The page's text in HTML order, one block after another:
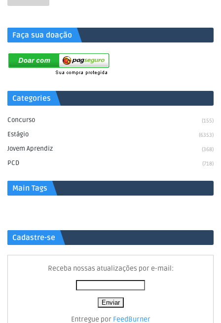
Faça sua doação
Categories
Concurso (155)
Estágio (6353)
Jovem Aprendiz (368)
PCD (718)
Main Tags
Cadastre-se
Receba nossas atualizações por e-mail:
Entregue por FeedBurner